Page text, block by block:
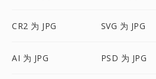
CR2 为 JPG SVG 为 JPG
AI 为 JPG PSD 为 JPG